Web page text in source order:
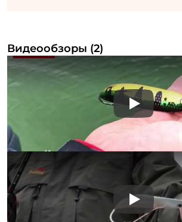
Видеообзоры (2)
Play
Play